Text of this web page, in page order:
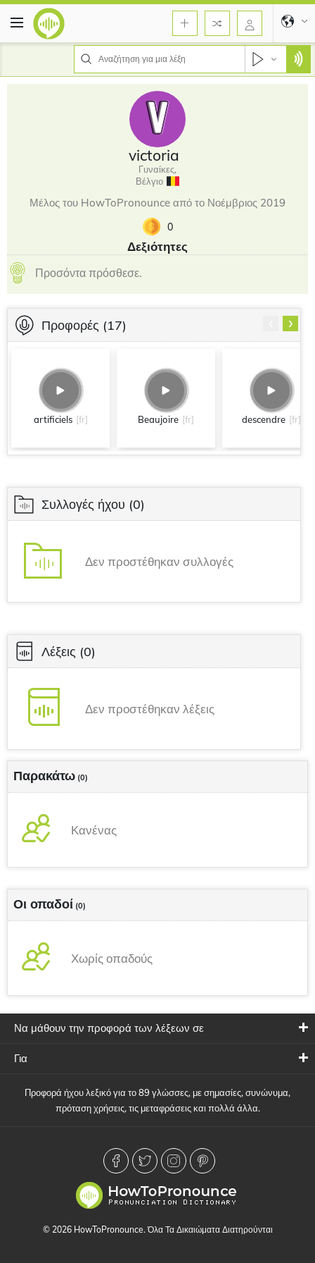
victoria
Γυναίκες,
Βέλγιο
Μέλος του HowToPronounce από το Νοέμβριος 2019
0
Δεξιότητες
Προσόντα πρόσθεσε.
Προφορές (17)
artificiels [fr] Beaujoire [fr] descendre [fr]
›
Συλλογές ήχου (0)
Δεν προστέθηκαν συλλογές
Λέξεις (0)
Δεν προστέθηκαν λέξεις
Παρακάτω (0)
Κανένας
Οι οπαδοί (0)
Χωρίς οπαδούς
Να μάθουν την προφορά των λέξεων σε
Για
Προφορά ήχου λεξικό για το 89 γλώσσες, με σημασίες, συνώνυμα,
πρόταση χρήσεις, τις μεταφράσεις και πολλά άλλα.
© 2026 HowToPronounce. Όλα Τα Δικαιώματα Διατηρούνται